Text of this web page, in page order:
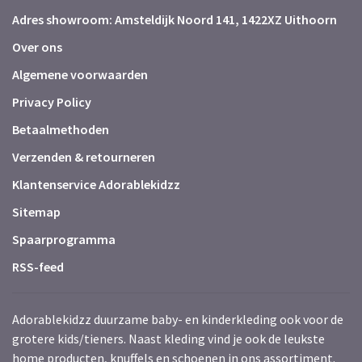
Adres showroom: Amsteldijk Noord 141, 1422XZ Uithoorn
Over ons
Algemene voorwaarden
Privacy Policy
Betaalmethoden
Verzenden & retourneren
Klantenservice Adorablekidzz
Sitemap
Spaarprogramma
RSS-feed
Adorablekidzz duurzame baby- en kinderkleding ook voor de
grotere kids/tieners. Naast kleding vind je ook de leukste
home producten, knuffels en schoenen in ons assortiment.